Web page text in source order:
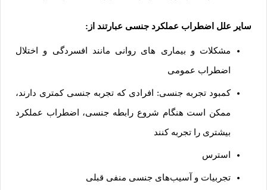
سایر علل اضطراب عملکرد جنسی عبارتند از:
مشکلات و بیماری های روانی مانند افسردگی و اختلال
اضطراب عمومی
کمبود تجربه جنسی: افرادی که تجربه جنسی کمتری دارند،
ممکن است هنگام شروع رابطه جنسی، اضطراب عملکرد
بیشتری را تجربه کنند
استرس
تجربیات و آسیب‌های جنسی منفی قبلی